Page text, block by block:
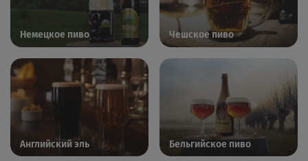
Немецкое пиво Чешское пиво
Английский эль Бельгийское пиво